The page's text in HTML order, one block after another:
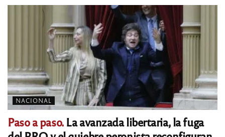
NACIONAL
Paso a paso.La avanzada libertaria, la fuga